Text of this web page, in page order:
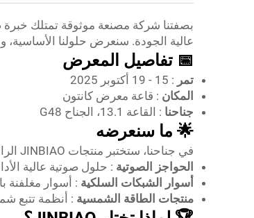
بصفتنا شركة مصنعة موثوقة تمتلك خبرة
عالية الجودة. سنعرض حلولنا
📅 تفاصيل المعرض
تمر : 15 - 19 أكتوبر 2025
المكان : قاعة معرض كانتون
جناحنا : القاعة 13.1، الجناح G48
🌟 ما سنعرضه
في جناحنا، ستختبر منتجات JINBIAO الرائدة المصممة خصيصًا لمشاريع البنية التحتية والزراعة والطاقة الجديدة:
الحواجز الصوتية : حلول صوتية عالية
أسوار الشبكات السلكية : أسوار مغلفنة
منتجات الطاقة الشمسية : أنظمة تتبع